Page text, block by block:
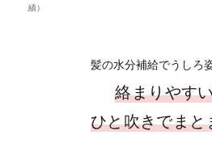
績）
髪の水分補給でうしろ
絡まりやす
ひと吹きでまと